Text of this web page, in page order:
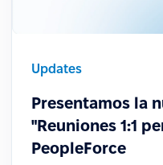
Updates
Presentamos la
"Reuniones 1:1
PeopleForce